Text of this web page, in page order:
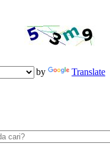
Powered by Translate